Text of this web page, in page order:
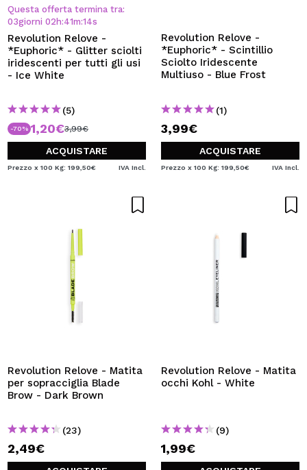
Creando un account su Maquibeauty.it potrai fare i tuoi
acquisti velocemente, controllare lo stato dei tuoi ordini e
consultare le tue operazioni precedenti.
CREARE UN ACCOUNT
Questa offerta termina tra:
03giorni 02 h:41m:13s
Revolution Relove -
*Euphoric* - Glitter sciolti
iridescenti per tutti gli usi
- Ice White
(5)
-70% 1,20€3,99€
ACQUISTARE
Prezzo x 100 Kg: 199,50€ IVA Incl.
Revolution Relove -
*Euphoric* - Scintillio
Sciolto Iridescente
Multiuso - Blue Frost
(1)
3,99€
ACQUISTARE
Prezzo x 100 Kg: 199,50€ IVA Incl.
Revolution Relove - Matita
per sopracciglia Blade
Brow - Dark Brown
(23)
2,49€
Revolution Relove - Matita
occhi Kohl - White
(9)
1,99€